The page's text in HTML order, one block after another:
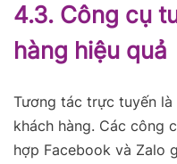
4.3. Công cụ
hàng hiệu quả
Tương tác trực tuyến
khách hàng. Các công
hợp Facebook và Zalo